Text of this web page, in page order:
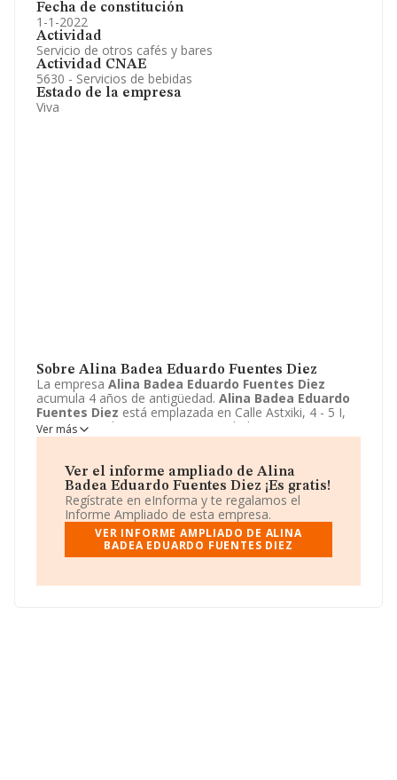
Fecha de constitución
1-1-2022
Actividad
Servicio de otros cafés y bares
Actividad CNAE
5630 - Servicios de bebidas
Estado de la empresa
Viva
Sobre Alina Badea Eduardo Fuentes Diez
La empresa Alina Badea Eduardo Fuentes Diez
acumula 4 años de antigüedad. Alina Badea Eduardo
Fuentes Diez está emplazada en Calle Astxiki, 4 - 5 I,
Durango, Bizkaia. Centra su actividad CNAE como 5630
- Servicios de bebidas. La empresaAlina Badea
Ver más
Ver el informe ampliado de Alina
Badea Eduardo Fuentes Diez ¡Es gratis!
Regístrate en eInforma y te regalamos el
Informe Ampliado de esta empresa.
VER INFORME AMPLIADO DE ALINA
BADEA EDUARDO FUENTES DIEZ